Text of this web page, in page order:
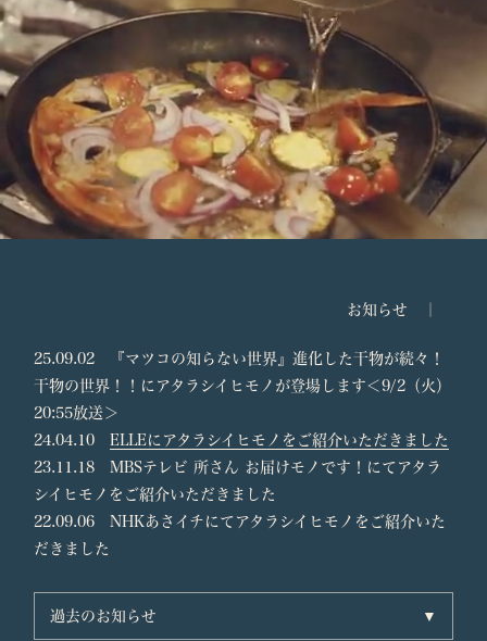
お知らせ ｜
25.09.02 『マツコの知らない世界』進化した干物が続々！
干物の世界！！にアタラシイヒモノが登場します＜9/2（火）
20:55放送＞
24.04.10ELLEにアタラシイヒモノをご紹介いただきました
23.11.18 MBSテレビ 所さん お届けモノです！にてアタラ
シイヒモノをご紹介いただきました
22.09.06 NHKあさイチにてアタラシイヒモノをご紹介いた
だきました
過去のお知らせ